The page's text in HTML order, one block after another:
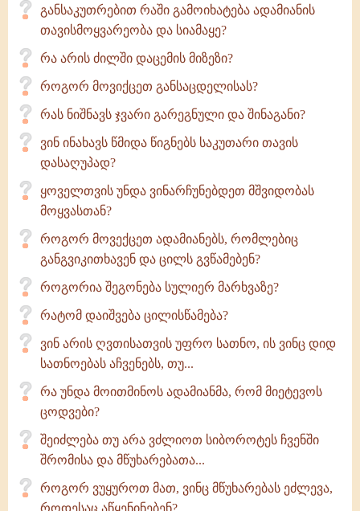
განსაკუთრებით რაში გამოიხატება ადამიანის
თავისმოყვარეობა და სიამაყე?
რა არის ძილში დაცემის მიზეზი?
როგორ მოვიქცეთ განსაცდელისას?
რას ნიშნავს ჯვარი გარეგნული და შინაგანი?
ვინ ინახავს წმიდა წიგნებს საკუთარი თავის
დასაღუპად?
ყოველთვის უნდა ვინარჩუნებდეთ მშვიდობას
მოყვასთან?
როგორ მოვექცეთ ადამიანებს, რომლებიც
განგვიკითხავენ და ცილს გვწამებენ?
როგორია შეგონება სულიერ მარხვაზე?
რატომ დაიშვება ცილისწამება?
ვინ არის ღვთისათვის უფრო სათნო, ის ვინც დიდ
სათნოებას აჩვენებს, თუ...
რა უნდა მოითმინოს ადამიანმა, რომ მიეტევოს
ცოდვები?
შეიძლება თუ არა ვძლიოთ სიბოროტეს ჩვენში
შრომისა და მწუხარებათა...
როგორ ვუყუროთ მათ, ვინც მწუხარებას ეძლევა,
როდესაც აწყენინებენ?